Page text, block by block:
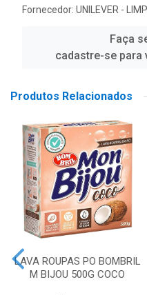
Fornecedor: UNILEVER -
Faça
cadastre-se para
Produtos Relacionados
LAVA ROUPAS PO BOMBRIL
M BIJOU 500G COCO